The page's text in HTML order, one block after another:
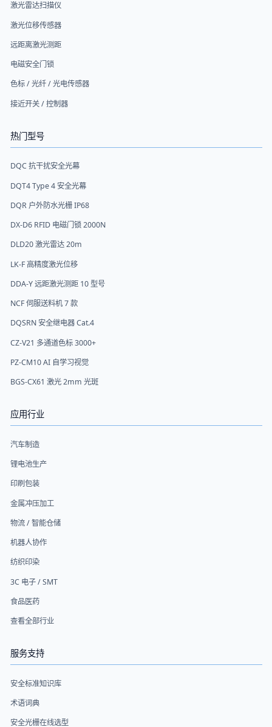
激光雷达扫描仪
激光位移传感器
远距离激光测距
电磁安全门锁
色标 / 光纤 / 光电传感器
接近开关 / 控制器
热门型号
DQC 抗干扰安全光幕
DQT4 Type 4 安全光幕
DQR 户外防水光栅 IP68
DX-D6 RFID 电磁门锁 2000N
DLD20 激光雷达 20m
LK-F 高精度激光位移
DDA-Y 远距激光测距 10 型号
NCF 伺服送料机 7 款
DQSRN 安全继电器 Cat.4
CZ-V21 多通道色标 3000+
PZ-CM10 AI 自学习视觉
BGS-CX61 激光 2mm 光斑
应用行业
汽车制造
锂电池生产
印刷包装
金属冲压加工
物流 / 智能仓储
机器人协作
纺织印染
3C 电子 / SMT
食品医药
查看全部行业
服务支持
安全标准知识库
术语词典
安全光栅在线选型